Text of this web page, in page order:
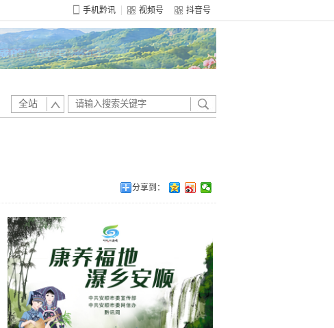
手机黔讯 视频号 抖音号
全站
分享到：